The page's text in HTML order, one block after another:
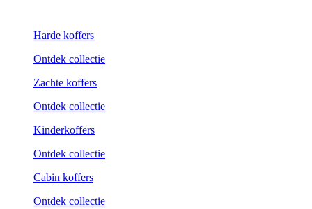
Harde koffers
Ontdek collectie
Zachte koffers
Ontdek collectie
Kinderkoffers
Ontdek collectie
Cabin koffers
Ontdek collectie